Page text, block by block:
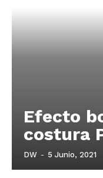
Efecto
costura
DW - 5 Junio, 2021